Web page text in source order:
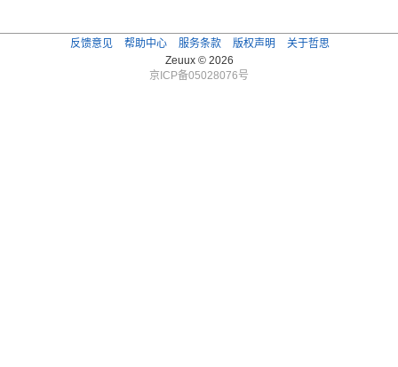
反馈意见 帮助中心 服务条款 版权声明
关于哲思
Zeuux © 2026
京ICP备05028076号